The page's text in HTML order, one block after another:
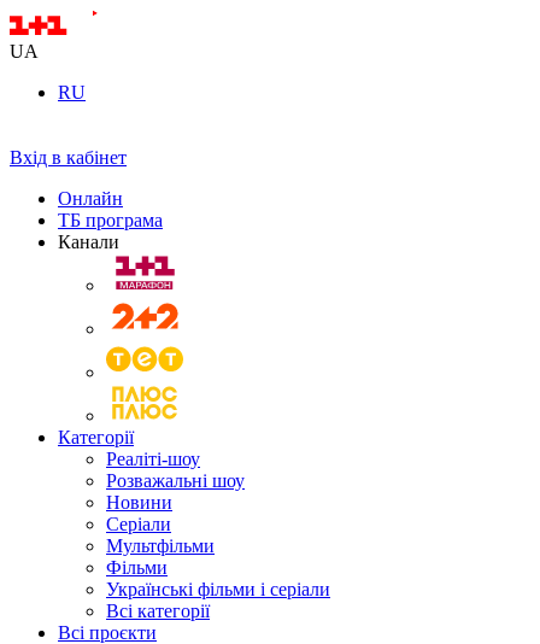
UA
RU
Вхід в кабінет
Онлайн
ТБ програма
Канали
Категорії
Реаліті-шоу
Розважальні шоу
Новини
Серіали
Мультфільми
Фільми
Українські фільми і серіали
Всі категорії
Всі проєкти